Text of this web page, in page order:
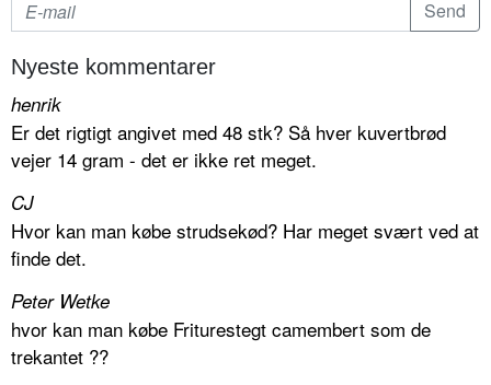
Nyeste kommentarer
henrik
Er det rigtigt angivet med 48 stk? Så hver kuvertbrød
vejer 14 gram - det er ikke ret meget.
CJ
Hvor kan man købe strudsekød? Har meget svært ved at
finde det.
Peter Wetke
hvor kan man købe Friturestegt camembert som de
trekantet ??